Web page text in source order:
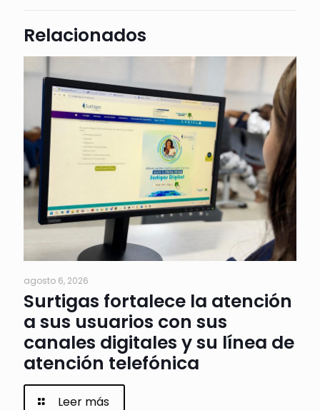
Relacionados
agosto 6, 2026
Surtigas fortalece la atención
a sus usuarios con sus
canales digitales y su línea de
atención telefónica
Leer más